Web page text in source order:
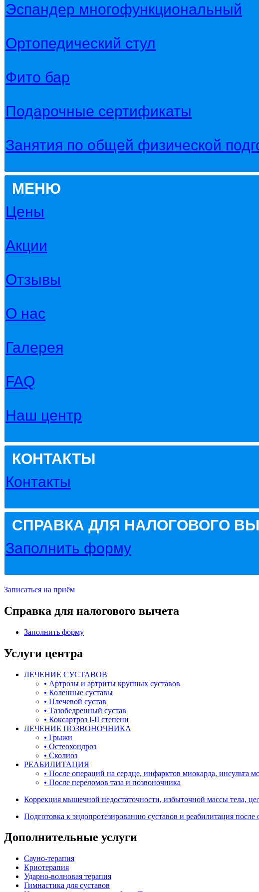
Эспандер многофункциональный
Ортопедический стул
Фито бар
Подарочные сертификаты
Занятия по общей физической
МЕНЮ
Цены
Акции
Отзывы
О нас
Галерея
FAQ
Наш центр
КОНТАКТЫ
Контакты
СПРАВКА ДЛЯ НАЛОГОВОГО
Заполнить форму
Записаться на приём
Справка для налогового вычета
Заполнить форму
Услуги центра
ЛЕЧЕНИЕ СУСТАВОВ
• Артрозы и артриты крупных суставов
• Коленные суставы
• Плечевой сустав
• Тазобедренный сустав
• Коксартроз I-II степени
ЛЕЧЕНИЕ ПОЗВОНОЧНИКА
• Грыжи
• Остеохондроз
• Сколиоз
РЕАБИЛИТАЦИЯ
• После операций на сердце, инфарктов миокарда, инсульта
• После переломов таза и позвоночника
Коррекция мышечной недостаточности, избыточной массы тела,
Подготовка к эндопротезированию суставов и реабилитация после
Дополнительные услуги
Сауно-терапия
Криотерапия
Ударно-волновая терапия
Гимнастика для суставов